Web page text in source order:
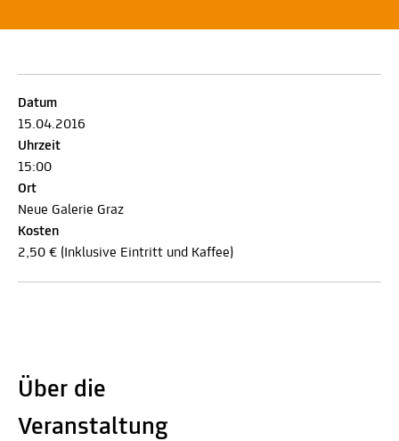
Datum
15.04.2016
Uhrzeit
15:00
Ort
Neue Galerie Graz
Kosten
2,50 € (Inklusive Eintritt und Kaffee)
Über die
Veranstaltung